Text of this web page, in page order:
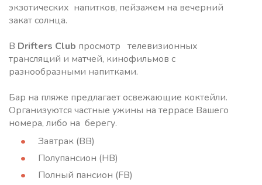
экзотических напитков, пейзажем на вечерний
закат солнца.
В Drifters Club просмотр телевизионных
трансляций и матчей, кинофильмов с
разнообразными напитками.
Бар на пляже предлагает освежающие коктейли.
Организуются частные ужины на террасе Вашего
номера, либо на берегу.
Завтрак (BB)
Полупансион (HB)
Полный пансион (FB)